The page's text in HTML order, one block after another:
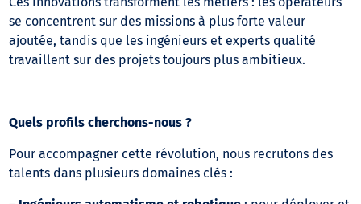
se concentrent sur des missions à plus forte valeur
ajoutée, tandis que les ingénieurs et experts qualité
travaillent sur des projets toujours plus ambitieux.
Quels profils cherchons-nous ?
Pour accompagner cette révolution, nous recrutons des
talents dans plusieurs domaines clés :